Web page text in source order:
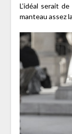
L’idéal serait
manteau assez